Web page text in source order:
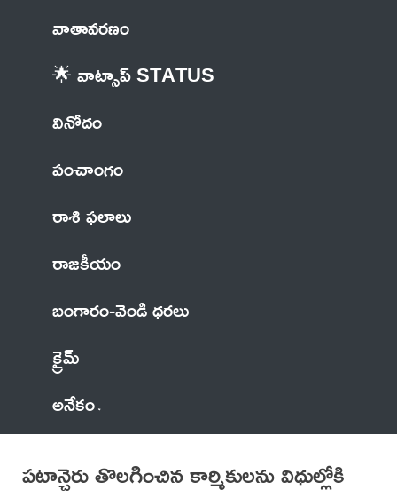
వాతావరణం
🌟 వాట్సాప్ STATUS
వినోదం
పంచాంగం
రాశి ఫలాలు
రాజకీయం
బంగారం-వెండి ధరలు
క్రైమ్
అనేకం
పటాన్చెరు తొలగించిన కార్మికులను విధుల్లోకి